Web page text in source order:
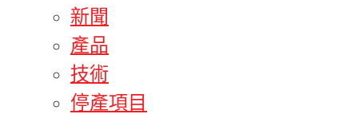
新聞
產品
技術
停產項目